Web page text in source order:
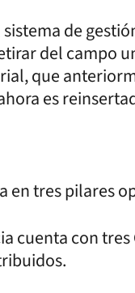
de
del campo
que
es
en tres pilares
cuenta con tres